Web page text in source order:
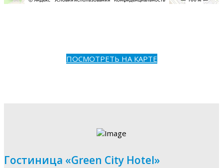
ПОСМОТРЕТЬ НА КАРТЕ
Гостиница «Green City Hotel»